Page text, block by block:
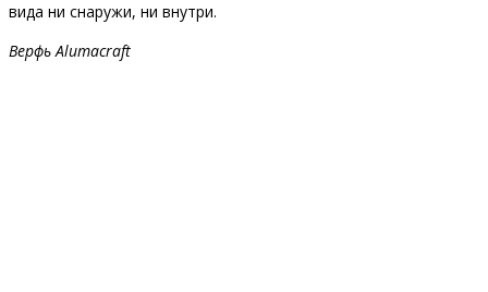
вида ни снаружи, ни внутри.
Верфь Alumacraft